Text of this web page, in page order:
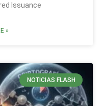
Issuance
»
NOTICIAS FLASH